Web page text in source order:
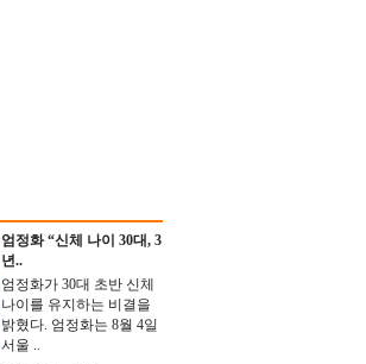
엄정화 “신체 나이 30대, 3
년..
엄정화가 30대 초반 신체
나이를 유지하는 비결을
밝혔다. 엄정화는 8월 4일
서울 ..